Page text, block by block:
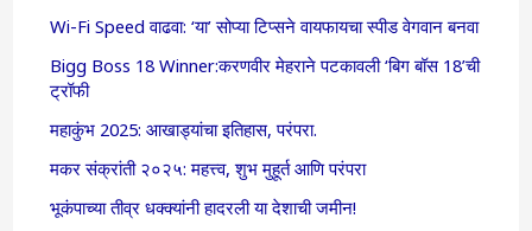
Wi-Fi Speed वाढवा: ‘या’ सोप्या टिप्सने वायफायचा स्पीड वेगवान बनवा
Bigg Boss 18 Winner:करणवीर मेहराने पटकावली ‘बिग बॉस 18’ची
ट्रॉफी
महाकुंभ 2025: आखाड्यांचा इतिहास, परंपरा.
मकर संक्रांती २०२५: महत्त्व, शुभ मुहूर्त आणि परंपरा
भूकंपाच्या तीव्र धक्क्यांनी हादरली या देशाची जमीन!